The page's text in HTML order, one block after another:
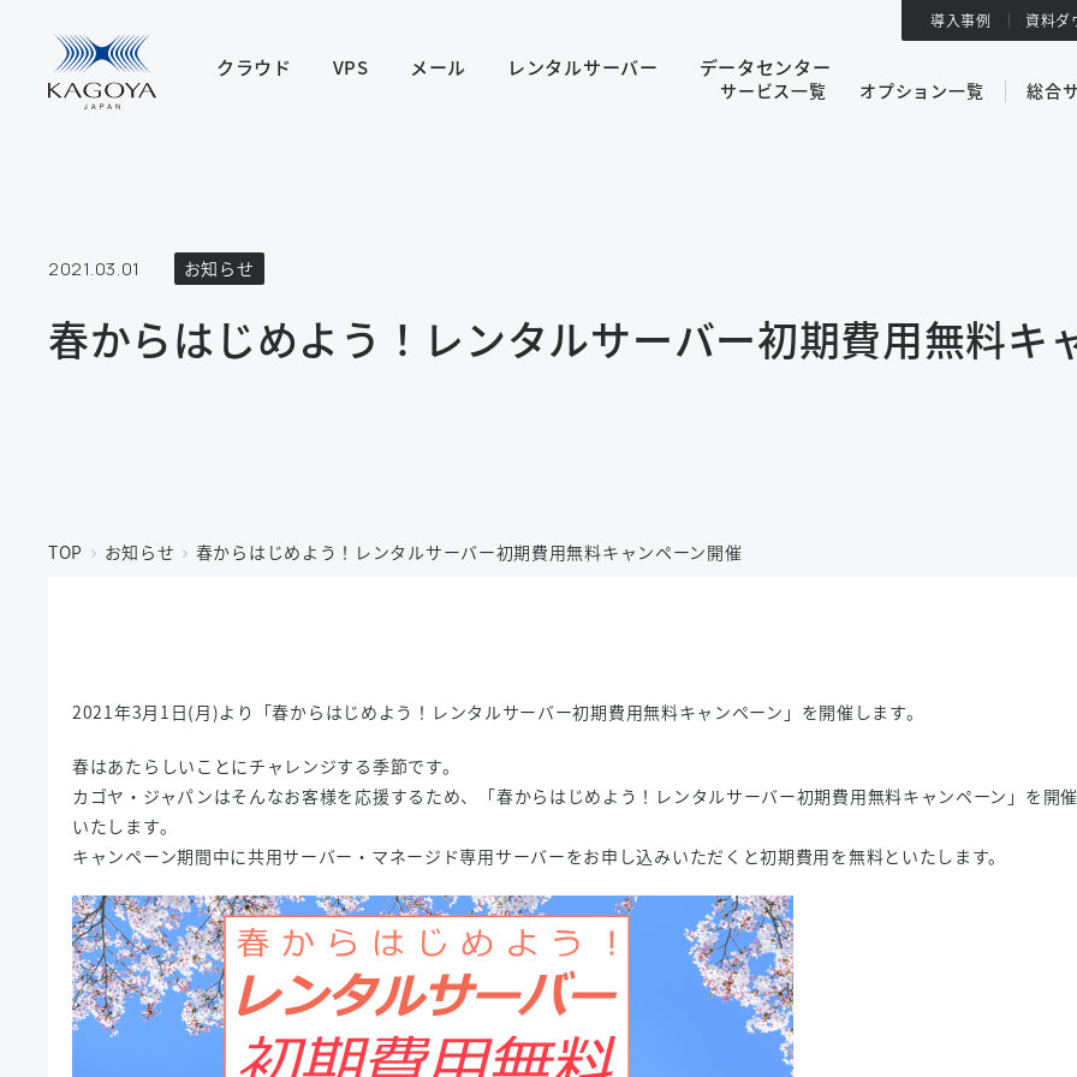
2021.03.01 お知らせ
春からはじめよう！レンタルサーバー初期費用無料キ
TOP お知らせ 春からはじめよう！レンタルサーバー初期費用無料キャンペーン開催
2021年3月1日(月)より「春からはじめよう！レンタルサーバー初期費用無料キャンペーン」を開催します。
春はあたらしいことにチャレンジする季節です。
カゴヤ・ジャパンはそんなお客様を応援するため、「春からはじめよう！レンタルサーバー初期費用無料キャンペーン」を開催
いたします。
キャンペーン期間中に共用サーバー・マネージド専用サーバーをお申し込みいただくと初期費用を無料といたします。
クラウド VPS メール レンタルサーバー データセンター
導入事例 資料ダ
サービス一覧 オプション一覧 総合